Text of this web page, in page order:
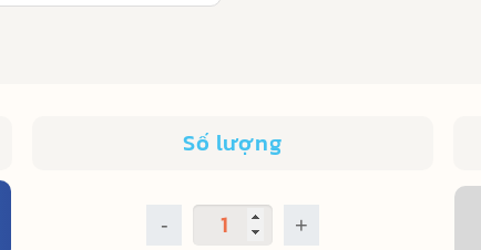
Số lượng
- +